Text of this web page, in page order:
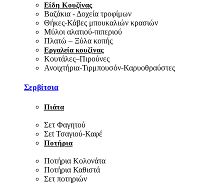
Είδη Κουζίνας
Βαζάκια - Δοχεία τροφίμων
Θήκες-Κάβες μπουκαλιών κρασιών
Μύλοι αλατιού-πιπεριού
Πλατώ – Ξύλα κοπής
Εργαλεία κουζίνας
Κουτάλες–Πιρούνες
Ανοιχτήρια-Τιρμπουσόν-Καρυοθραύστες
Σερβίτσια
Πιάτα
Σετ Φαγητού
Σεt Τσαγιού-Καφέ
Ποτήρια
Ποτήρια Κολονάτα
Ποτήρια Καθιστά
Σετ ποτηριών